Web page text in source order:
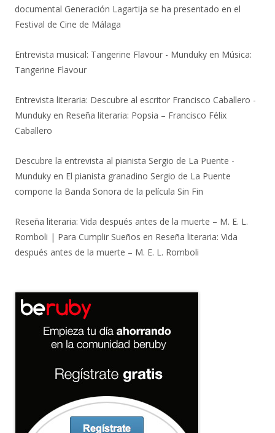
documental Generación Lagartija se ha presentado en el
Festival de Cine de Málaga
Entrevista musical: Tangerine Flavour - Munduky en Música:
Tangerine Flavour
Entrevista literaria: Descubre al escritor Francisco Caballero -
Munduky en Reseña literaria: Popsia – Francisco Félix
Caballero
Descubre la entrevista al pianista Sergio de La Puente -
Munduky en El pianista granadino Sergio de La Puente
compone la Banda Sonora de la película Sin Fin
Reseña literaria: Vida después antes de la muerte – M. E. L.
Romboli | Para Cumplir Sueños en Reseña literaria: Vida
después antes de la muerte – M. E. L. Romboli